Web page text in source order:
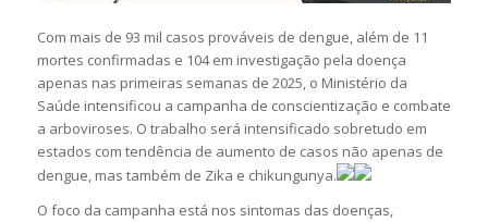
Com mais de 93 mil casos prováveis de dengue, além de 11
mortes confirmadas e 104 em investigação pela doença
apenas nas primeiras semanas de 2025, o Ministério da
Saúde intensificou a campanha de conscientização e combate
a arboviroses. O trabalho será intensificado sobretudo em
estados com tendência de aumento de casos não apenas de
dengue, mas também de Zika e chikungunya.
O foco da campanha está nos sintomas das doenças,